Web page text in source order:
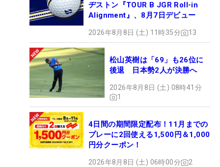
ヂストン『TOUR B JGR Roll-in
Alignment』、8月7日デビュー
2026年8月8日 (土) 11時35分 13
松山英樹は「69」も26位に
後退 日本勢2人が決勝へ
2026年8月8日 (土) 08時41分
1
4日間の期間限定配布！11月までの
プレーに2回使える1,500円＆1,000
円分クーポン！
2026年8月8日 (土) 06時00分 2